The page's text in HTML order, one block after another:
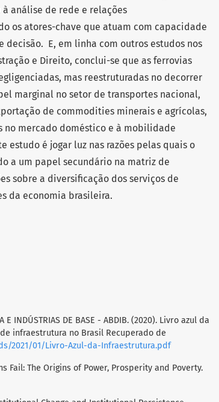
análise de rede e relações
os atores-chave que atuam com capacidade
E, em linha com outros estudos nos
e Direito, conclui-se que as ferrovias
mas reestruturadas no decorrer
marginal no setor de transportes nacional,
de commodities minerais e agrícolas,
mercado doméstico e à mobilidade
é jogar luz nas razões pelas quais o
a um papel secundário na matriz de
sobre a diversificação dos serviços de
da economia brasileira.
E INDÚSTRIAS DE BASE - ABDIB. (2020). Livro azul da
infraestrutura no Brasil Recuperado de
2021/01/Livro-Azul-da-Infraestrutura.pdf
Fail: The Origins of Power, Prosperity and Poverty.